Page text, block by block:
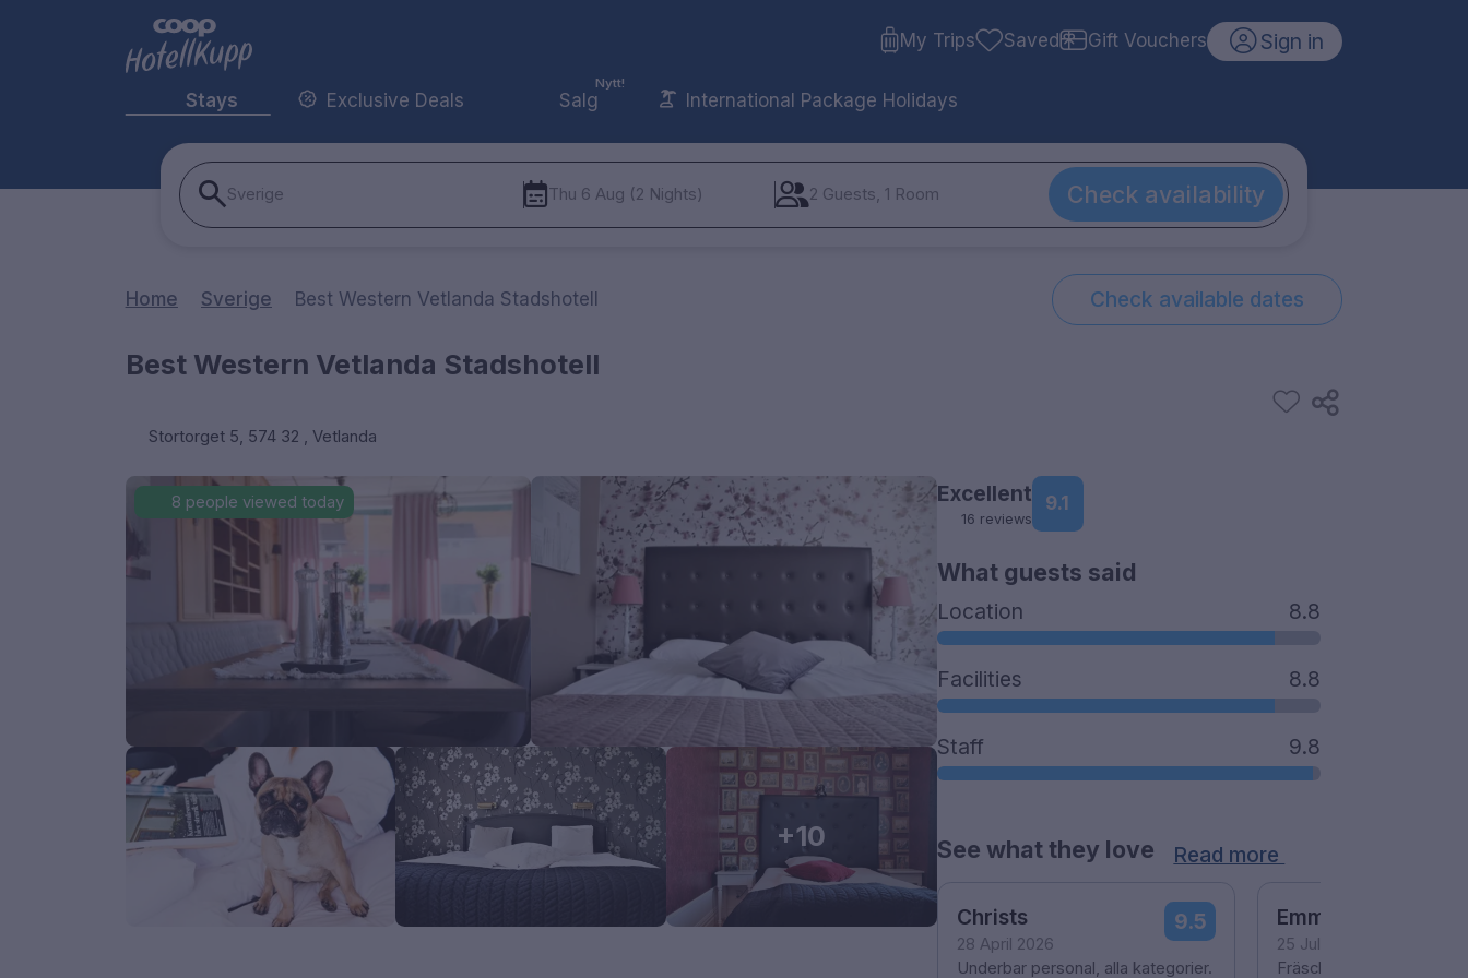
My Trips Saved Gift Vouchers Sign in
Stays Exclusive Deals
Nytt!
Salg International Package Holidays
Sverige Thu 6 Aug (2 Nights) 2 Guests, 1 Room Check availability
Home Sverige Best Western Vetlanda Stadshotell Check available dates
Best Western Vetlanda Stadshotell
Stortorget 5, 574 32 , Vetlanda
8 people viewed today
+10
Excellent
16 reviews
9.1
What guests said
Location 8.8
Facilities 8.8
Staff 9.8
See what they love Read more
Christs
28 April 2026
9.5
Underbar personal, alla kategorier.
Emma
25 July 2024
Fräscha och välstädade